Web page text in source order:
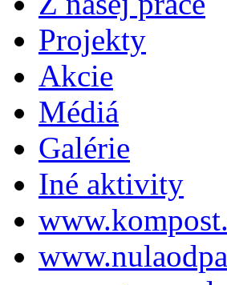
Projekty
Akcie
Médiá
Galérie
Iné aktivity